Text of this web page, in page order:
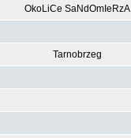
OkoLiCe SaNdOmIeRzA
Tarnobrzeg